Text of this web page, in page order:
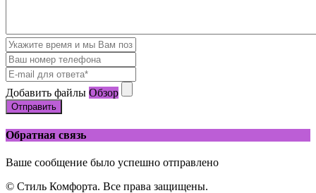
Добавить файлы Обзор
Отправить
Обратная связь
Ваше сообщение было успешно отправлено
© Стиль Комфорта. Все права защищены.